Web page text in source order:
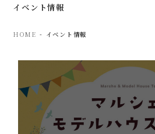
イベント情報
HOME イベント情報